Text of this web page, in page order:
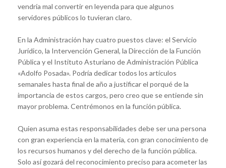
vendría mal convertir en leyenda para que algunos
servidores públicos lo tuvieran claro.
En la Administración hay cuatro puestos clave: el Servicio
Jurídico, la Intervención General, la Dirección de la Función
Pública y el Instituto Asturiano de Administración Pública
«Adolfo Posada». Podría dedicar todos los artículos
semanales hasta final de año a justificar el porqué de la
importancia de estos cargos, pero creo que se entiende sin
mayor problema. Centrémonos en la función pública.
Quien asuma estas responsabilidades debe ser una persona
con gran experiencia en la materia, con gran conocimiento de
los recursos humanos y del derecho de la función pública.
Solo así gozará del reconocimiento preciso para acometer las